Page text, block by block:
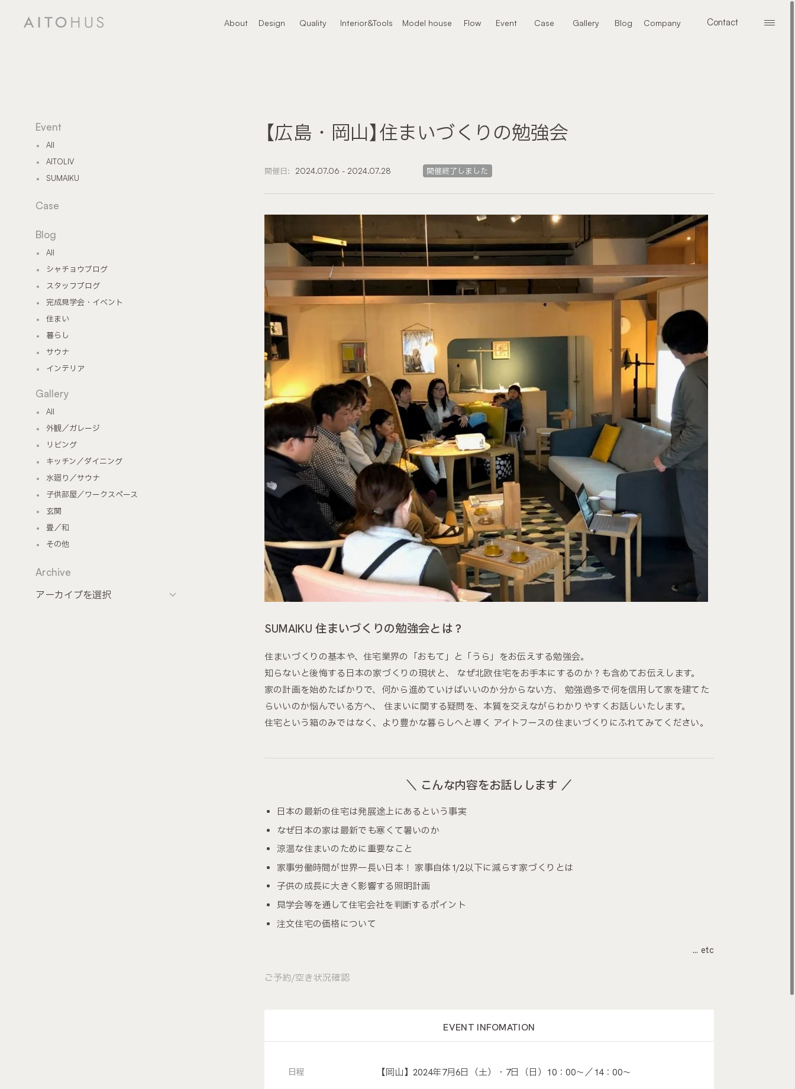
本文までスキップする
About
Design Quality Interior&Tools Model house Flow Event Case Gallery Blog Company Contact
【広島・岡山】住まいづくりの勉強会
開催日: 2024.07.06 - 2024.07.28 開催終了しました
SUMAIKU 住まいづくりの勉強会とは？
住まいづくりの基本や、住宅業界の「おもて」と「うら」をお伝えする勉強会。
知らないと後悔する日本の家づくりの現状と、 なぜ北欧住宅をお手本にするのか？も含めてお伝えします。
家の計画を始めたばかりで、何から進めていけばいいのか分からない方、 勉強過多で何を信用して家を建てた
らいいのか悩んでいる方へ、 住まいに関する疑問を、本質を交えながらわかりやすくお話しいたします。
住宅という箱のみではなく、より豊かな暮らしへと導く アイトフースの住まいづくりにふれてみてください。
＼ こんな内容をお話しします ／
日本の最新の住宅は発展途上にあるという事実
なぜ日本の家は最新でも寒くて暑いのか
涼温な住まいのために重要なこと
家事労働時間が世界一長い日本！ 家事自体1/2以下に減らす家づくりとは
子供の成長に大きく影響する照明計画
見学会等を通して住宅会社を判断するポイント
注文住宅の価格について
… etc
ご予約/空き状況確認
EVENT INFOMATION
日程 【岡山】2024年7月6日（土）・7日（日）10：00～／14：00～
Event
All
AITOLIV
SUMAIKU
Case
Blog
All
シャチョウブログ
スタッフブログ
完成見学会・イベント
住まい
暮らし
サウナ
インテリア
Gallery
All
外観／ガレージ
リビング
キッチン／ダイニング
水廻り／サウナ
子供部屋／ワークスペース
玄関
畳／和
その他
Archive